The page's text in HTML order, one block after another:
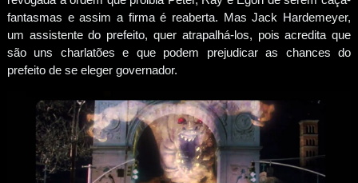
fantasmas e assim a firma é reaberta. Mas Jack Hardemeyer,
um assistente do prefeito, quer atrapalhá-los, pois acredita que
são uns charlatões e que podem prejudicar as chances do
prefeito de se eleger governador.